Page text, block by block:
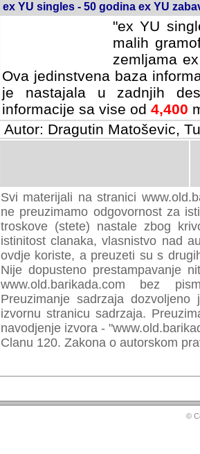
ex YU singles - 50 godina ex YU
"ex YU
malih
zemljama
Ova jedinstvena baza
je nastajala u zadnjih
informacije sa vise od 4,400
Autor: Dragutin Matoševic,
Svi materijali na stranici
preuzimamo odgovornost za
troskove (stete) nastale zbog
istinitost clanaka, vlasnistvo nad
ovdje koriste, a preuzeti su s
Nije dopusteno prestampavanje
www.old.barikada.com bez
Preuzimanje sadrzaja
izvornu stranicu sadrzaja.
navodjenje izvora -
Clanu 120. Zakona o autorskom
©